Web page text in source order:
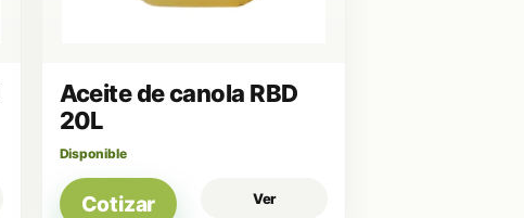
Aceite de canola RBD
20L
Disponible
Cotizar Ver